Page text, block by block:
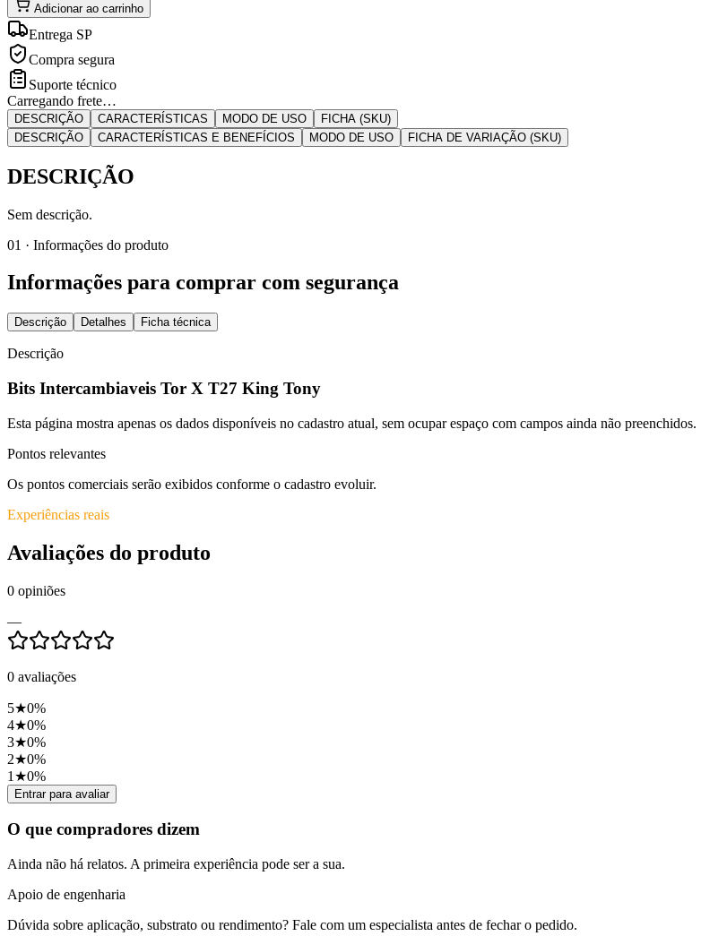
Adicionar ao carrinho
Entrega SP
Compra segura
Suporte técnico
Carregando frete…
DESCRIÇÃO CARACTERÍSTICAS MODO DE USO
FICHA (SKU)
DESCRIÇÃO
CARACTERÍSTICAS E BENEFÍCIOS MODO DE USO FICHA DE VARIAÇÃO (SKU)
DESCRIÇÃO
Sem descrição.
01 · Informações do produto
Informações para comprar com segurança
Descrição Detalhes Ficha técnica
Descrição
Bits Intercambiaveis Tor X T27 King Tony
Esta página mostra apenas os dados disponíveis no cadastro atual, sem ocupar espaço com campos ainda não preenchidos.
Pontos relevantes
Os pontos comerciais serão exibidos conforme o cadastro evoluir.
Experiências reais
Avaliações do produto
0 opiniões
—
0 avaliações
5★0%
4★0%
3★0%
2★0%
1 ★0%
Entrar para avaliar
O que compradores dizem
Ainda não há relatos. A primeira experiência pode ser a sua.
Apoio de engenharia
Dúvida sobre aplicação, substrato ou rendimento? Fale com um especialista antes de fechar o pedido.